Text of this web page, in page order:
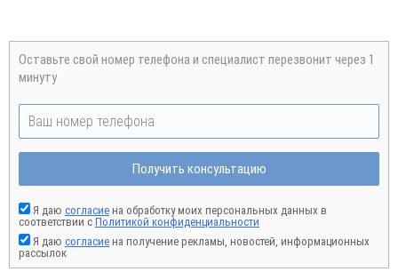
Оставьте свой номер телефона и специалист перезвонит через 1
минуту
Получить консультацию
Я даю согласие на обработку моих персональных данных в
соответствии с Политикой конфиденциальности
Я даю согласие на получение рекламы, новостей, информационных
рассылок